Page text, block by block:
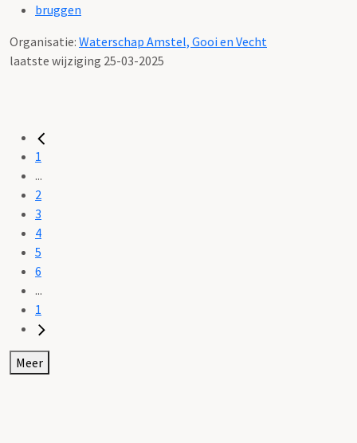
bruggen
Organisatie: Waterschap Amstel, Gooi en Vecht
laatste wijziging 25-03-2025
1
...
2
3
4
5
6
...
1
Meer